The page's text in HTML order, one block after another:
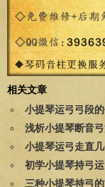
相关文章
小提琴运弓弓段
浅析小提琴断音
小提琴运弓走直
初学小提琴持弓
三种小提琴持弓